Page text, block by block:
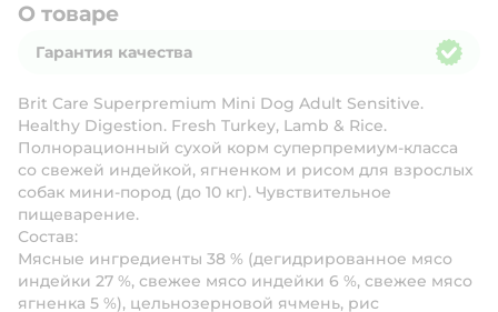
О товаре
Гарантия качества
Brit Care Superpremium Mini Dog Adult Sensitive.
Healthy Digestion. Fresh Turkey, Lamb & Rice.
Полнорационный сухой корм суперпремиум-класса
со свежей индейкой, ягненком и рисом для взрослых
собак мини-пород (до 10 кг). Чувствительное
пищеварение.
Состав:
Мясные ингредиенты 38 % (дегидрированное мясо
индейки 27 %, свежее мясо индейки 6 %, свежее мясо
ягненка 5 %), цельнозерновой ячмень, рис